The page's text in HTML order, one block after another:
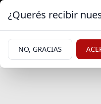
¿Querés recibir
NO, GRACIAS